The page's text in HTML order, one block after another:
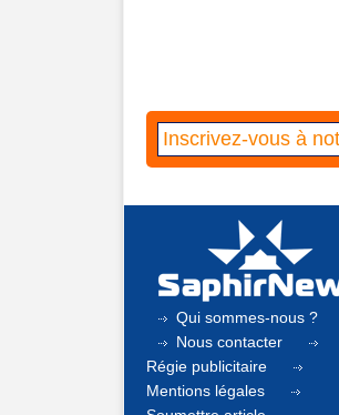
Qui sommes-nous ?
Nous contacter
Régie publicitaire
Mentions légales